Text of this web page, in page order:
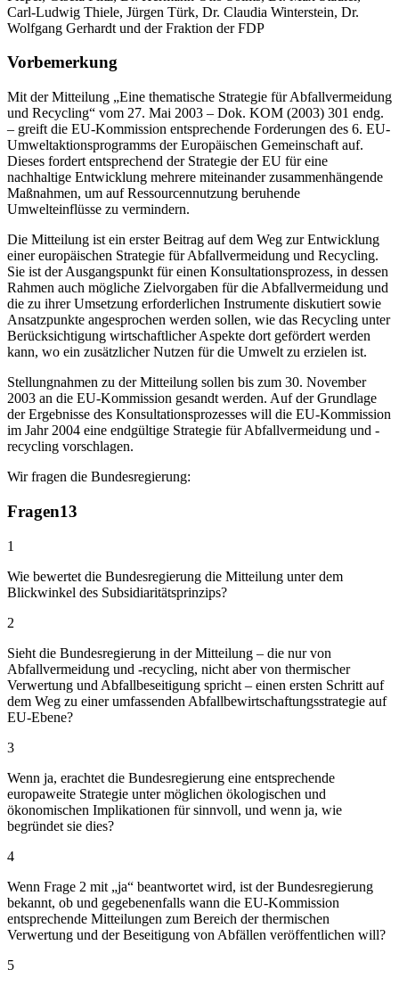
Carl-Ludwig Thiele, Jürgen Türk, Dr. Claudia Winterstein, Dr.
Wolfgang Gerhardt und der Fraktion der FDP
Vorbemerkung
Mit der Mitteilung „Eine thematische Strategie für Abfallvermeidung
und Recycling“ vom 27. Mai 2003 – Dok. KOM (2003) 301 endg.
– greift die EU-Kommission entsprechende Forderungen des 6. EU-
Umweltaktionsprogramms der Europäischen Gemeinschaft auf.
Dieses fordert entsprechend der Strategie der EU für eine
nachhaltige Entwicklung mehrere miteinander zusammenhängende
Maßnahmen, um auf Ressourcennutzung beruhende
Umwelteinflüsse zu vermindern.
Die Mitteilung ist ein erster Beitrag auf dem Weg zur Entwicklung
einer europäischen Strategie für Abfallvermeidung und Recycling.
Sie ist der Ausgangspunkt für einen Konsultationsprozess, in dessen
Rahmen auch mögliche Zielvorgaben für die Abfallvermeidung und
die zu ihrer Umsetzung erforderlichen Instrumente diskutiert sowie
Ansatzpunkte angesprochen werden sollen, wie das Recycling unter
Berücksichtigung wirtschaftlicher Aspekte dort gefördert werden
kann, wo ein zusätzlicher Nutzen für die Umwelt zu erzielen ist.
Stellungnahmen zu der Mitteilung sollen bis zum 30. November
2003 an die EU-Kommission gesandt werden. Auf der Grundlage
der Ergebnisse des Konsultationsprozesses will die EU-Kommission
im Jahr 2004 eine endgültige Strategie für Abfallvermeidung und -
recycling vorschlagen.
Wir fragen die Bundesregierung:
Fragen13
1
Wie bewertet die Bundesregierung die Mitteilung unter dem
Blickwinkel des Subsidiaritätsprinzips?
2
Sieht die Bundesregierung in der Mitteilung – die nur von
Abfallvermeidung und -recycling, nicht aber von thermischer
Verwertung und Abfallbeseitigung spricht – einen ersten Schritt auf
dem Weg zu einer umfassenden Abfallbewirtschaftungsstrategie auf
EU-Ebene?
3
Wenn ja, erachtet die Bundesregierung eine entsprechende
europaweite Strategie unter möglichen ökologischen und
ökonomischen Implikationen für sinnvoll, und wenn ja, wie
begründet sie dies?
4
Wenn Frage 2 mit „ja“ beantwortet wird, ist der Bundesregierung
bekannt, ob und gegebenenfalls wann die EU-Kommission
entsprechende Mitteilungen zum Bereich der thermischen
Verwertung und der Beseitigung von Abfällen veröffentlichen will?
5